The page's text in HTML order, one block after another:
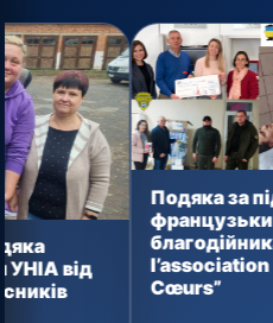
Подяка за підтримку
французьким
благодійникам de
l’association “Action 2
Cœurs”